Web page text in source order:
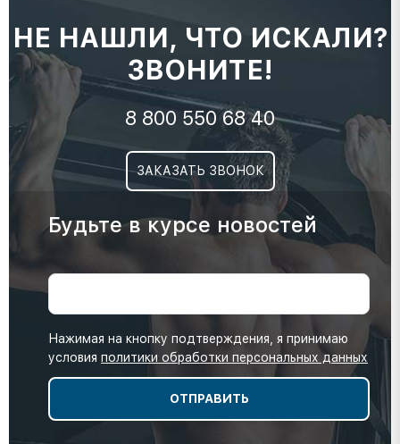
НЕ НАШЛИ, ЧТО ИСКАЛИ?
ЗВОНИТЕ!
8 800 550 68 40
ЗАКАЗАТЬ ЗВОНОК
Будьте в курсе новостей
Нажимая на кнопку подтверждения, я принимаю
условия политики обработки персональных данных